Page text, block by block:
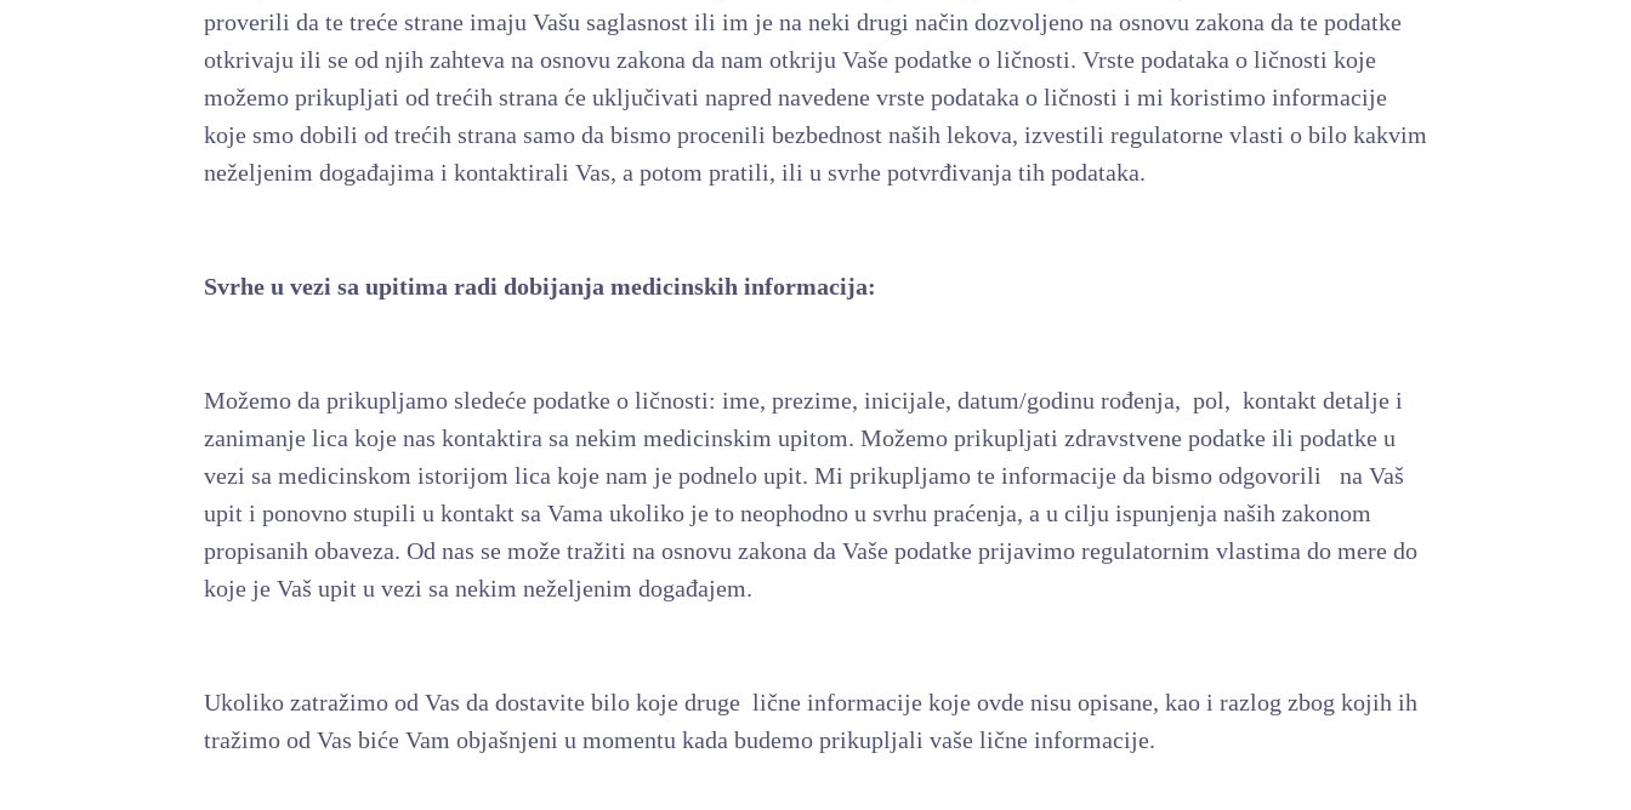
proverili da te treće strane imaju Vašu saglasnost ili im je na neki drugi način dozvoljeno na osnovu zakona da te podatke
otkrivaju ili se od njih zahteva na osnovu zakona da nam otkriju Vaše podatke o ličnosti. Vrste podataka o ličnosti koje
možemo prikupljati od trećih strana će uključivati napred navedene vrste podataka o ličnosti i mi koristimo informacije
koje smo dobili od trećih strana samo da bismo procenili bezbednost naših lekova, izvestili regulatorne vlasti o bilo kakvim
neželjenim događajima i kontaktirali Vas, a potom pratili, ili u svrhe potvrđivanja tih podataka.
Svrhe u vezi sa upitima radi dobijanja medicinskih informacija:
Možemo da prikupljamo sledeće podatke o ličnosti: ime, prezime, inicijale, datum/godinu rođenja, pol, kontakt detalje i
zanimanje lica koje nas kontaktira sa nekim medicinskim upitom. Možemo prikupljati zdravstvene podatke ili podatke u
vezi sa medicinskom istorijom lica koje nam je podnelo upit. Mi prikupljamo te informacije da bismo odgovorili na Vaš
upit i ponovno stupili u kontakt sa Vama ukoliko je to neophodno u svrhu praćenja, a u cilju ispunjenja naših zakonom
propisanih obaveza. Od nas se može tražiti na osnovu zakona da Vaše podatke prijavimo regulatornim vlastima do mere do
koje je Vaš upit u vezi sa nekim neželjenim događajem.
Ukoliko zatražimo od Vas da dostavite bilo koje druge lične informacije koje ovde nisu opisane, kao i razlog zbog kojih ih
tražimo od Vas biće Vam objašnjeni u momentu kada budemo prikupljali vaše lične informacije.